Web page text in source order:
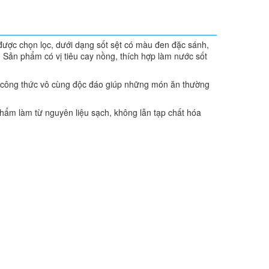
chọn lọc, dưới dạng sốt sệt có màu đen đặc sánh,
phẩm có vị tiêu cay nồng, thích hợp làm nước sốt
thức vô cùng độc đáo giúp những món ăn thường
làm từ nguyên liệu sạch, không lẫn tạp chất hóa